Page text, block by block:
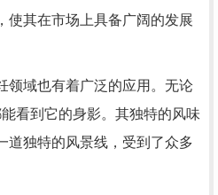
使其在市场上具备广阔的发展
领域也有着广泛的应用。无论
看到它的身影。其独特的风味
道独特的风景线，受到了众多